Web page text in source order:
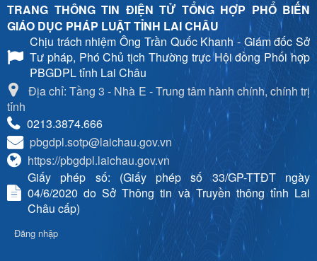
TRANG THÔNG TIN ĐIỆN TỬ TỔNG HỢP PHỔ BIẾN
GIÁO DỤC PHÁP LUẬT TỈNH LAI CHÂU
Chịu trách nhiệmÔng Trần Quốc Khanh - Giám đốc Sở
Tư pháp, Phó Chủ tịch Thường trực Hội đồng Phối hợp
PBGDPL tỉnh Lai Châu
Địa chỉ: Tầng 3 - Nhà E - Trung tâm hành chính, chính trị
tỉnh
0213.3874.666
pbgdpl.sotp@laichau.gov.vn
https://pbgdpl.laichau.gov.vn
Giấy phép số: (Giấy phép số 33/GP-TTĐT ngày
04/6/2020 do Sở Thông tin và Truyền thông tỉnh Lai
Châu cấp)
Đăng nhập